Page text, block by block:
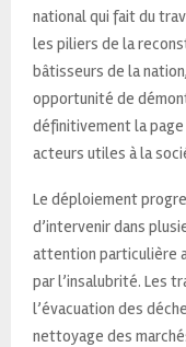
national qui fait du
les piliers de la
bâtisseurs de la
opportunité de
définitivement la
acteurs utiles à la
Le déploiement
d’intervenir dans
attention particulière
par l’insalubrité. Les
l’évacuation des
nettoyage des